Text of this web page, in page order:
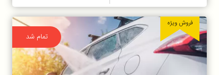
تمام شد
فروش ویژه